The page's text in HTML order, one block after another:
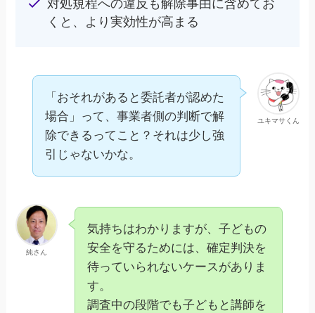
対処規程への違反も解除事由に含めてお
くと、より実効性が高まる
ユキマサくん
「おそれがあると委託者が認めた
場合」って、事業者側の判断で解
除できるってこと？それは少し強
引じゃないかな。
純さん
気持ちはわかりますが、子どもの
安全を守るためには、確定判決を
待っていられないケースがありま
す。
調査中の段階でも子どもと講師を